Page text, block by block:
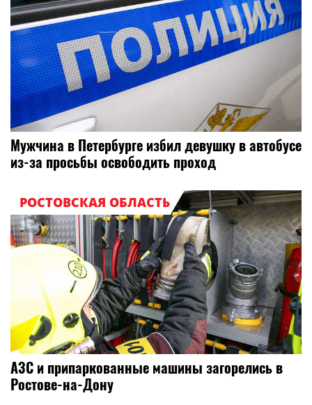
Мужчина в Петербурге избил девушку в автобусе
из-за просьбы освободить проход
РОСТОВСКАЯ ОБЛАСТЬ
АЗС и припаркованные машины загорелись в
Ростове-на-Дону